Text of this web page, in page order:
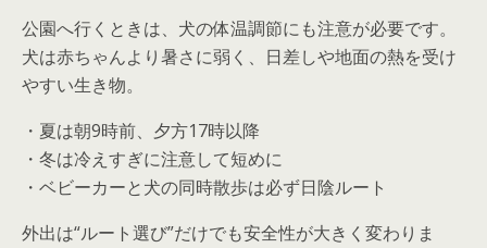
公園へ行くときは、犬の体温調節にも注意が必要です。
犬は赤ちゃんより暑さに弱く、日差しや地面の熱を受け
やすい生き物。
・夏は朝9時前、夕方17時以降
・冬は冷えすぎに注意して短めに
・ベビーカーと犬の同時散歩は必ず日陰ルート
外出は“ルート選び”だけでも安全性が大きく変わりま